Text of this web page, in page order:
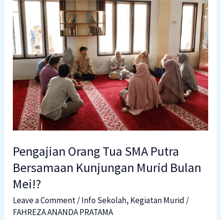
Pengajian Orang Tua SMA Putra
Bersamaan Kunjungan Murid Bulan
Mei!?
Leave a Comment/Info Sekolah, Kegiatan Murid/
FAHREZA ANANDA PRATAMA
Pengajian
Orang
Tua
SMA
Putra
Bersamaan
Kunjungan
Murid
Bulan
Mei!?